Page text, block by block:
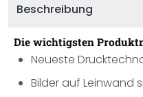
Beschreibung
Die wichtigsten
Neueste
Bilder auf Leinwand